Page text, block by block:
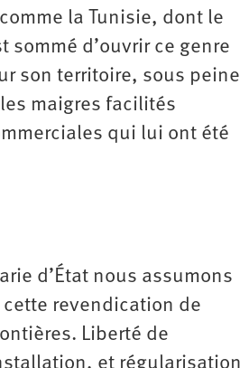
la Tunisie, dont le
sommé d’ouvrir ce genre
son territoire, sous peine
maigres facilités
qui lui ont été
d’État nous assumons
revendication de
Liberté de